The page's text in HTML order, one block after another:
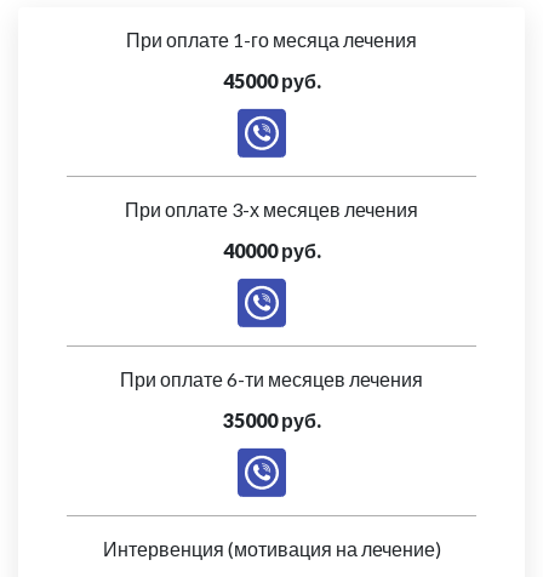
При оплате 1-го месяца лечения
45000 руб.
При оплате 3-х месяцев лечения
40000 руб.
При оплате 6-ти месяцев лечения
35000 руб.
Интервенция (мотивация на лечение)